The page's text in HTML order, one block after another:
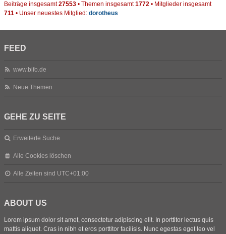
Beiträge insgesamt27553 • Themen insgesamt1772 • Mitglieder insgesamt
711 • Unser neuestes Mitglied: dorotheus
FEED
www.bifo.de
Neue Themen
GEHE ZU SEITE
Erweiterte Suche
Alle Cookies löschen
Alle Zeiten sind UTC+01:00
ABOUT US
Lorem ipsum dolor sit amet, consectetur adipiscing elit. In porttitor lectus quis
mattis aliquet. Cras in nibh et eros porttitor facilisis. Nunc egestas eget leo vel